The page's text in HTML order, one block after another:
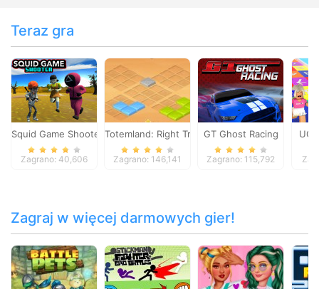
Teraz gra
Squid Game Shooter
Zagrano: 40,606
Totemland: Right Trick
Zagrano: 146,141
GT Ghost Racing
Zagrano: 115,792
Zagraj w więcej darmowych gier!